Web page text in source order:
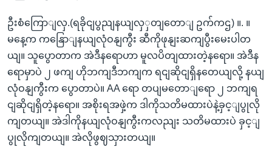
ဦးစံကြောျလှ.(ရခိုငျပွညျနယျလှှတျတောျ ဥက်ကဌ) ။. ။
မနေ့က ကနြောျနယျလုံဝနျကွီး ဆီကိုဖုနျးဆကျပွီးမေးပါတ
ယျ။ သူပွောတာက အဲဒီနရောဟာ မူလပိတျထားတဲ့နရော။ အဲဒီန
ရောမှာပဲ ၂ ဖကျ ဟိုဘကျဒီဘကျက ရငျဆိုငျရှိနတေယျလို့ နယျ
လုံဝနျကွီးက ပွောတာပဲ။ AA ရော တပျမတောျရော ၂ ဘကျရ
ငျဆိုငျရှိတဲ့နရော။ အစိုးရအဖှဲ့က ဒါကိုသတိမထားပဲနဲ့ခှင့ျပွုလို
ကျတယျ။ အဲဒါကိုနယျလုံဝနျကွီးကလညျး သတိမထားပဲ ခှင့ျ
ပွုလိုကျတယျ။ အဲလိုဖွဈသှားတယျ။